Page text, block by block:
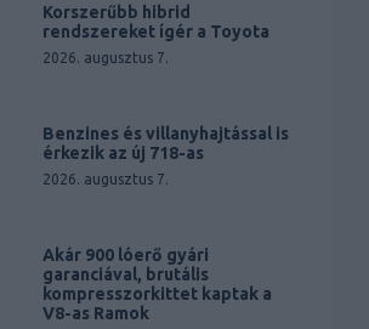
Korszerűbb hibrid
rendszereket ígér a Toyota
2026. augusztus 7.
Benzines és villanyhajtással is
érkezik az új 718-as
2026. augusztus 7.
Akár 900 lóerő gyári
garanciával, brutális
kompresszorkittet kaptak a
V8-as Ramok